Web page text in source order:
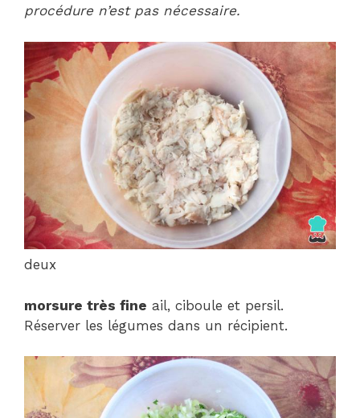
procédure n’est pas nécessaire.
deux
morsure très fine ail, ciboule et persil.
Réserver les légumes dans un récipient.